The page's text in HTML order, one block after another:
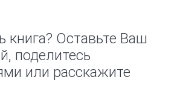
книга? Оставьте Ваш
поделитесь
или расскажите